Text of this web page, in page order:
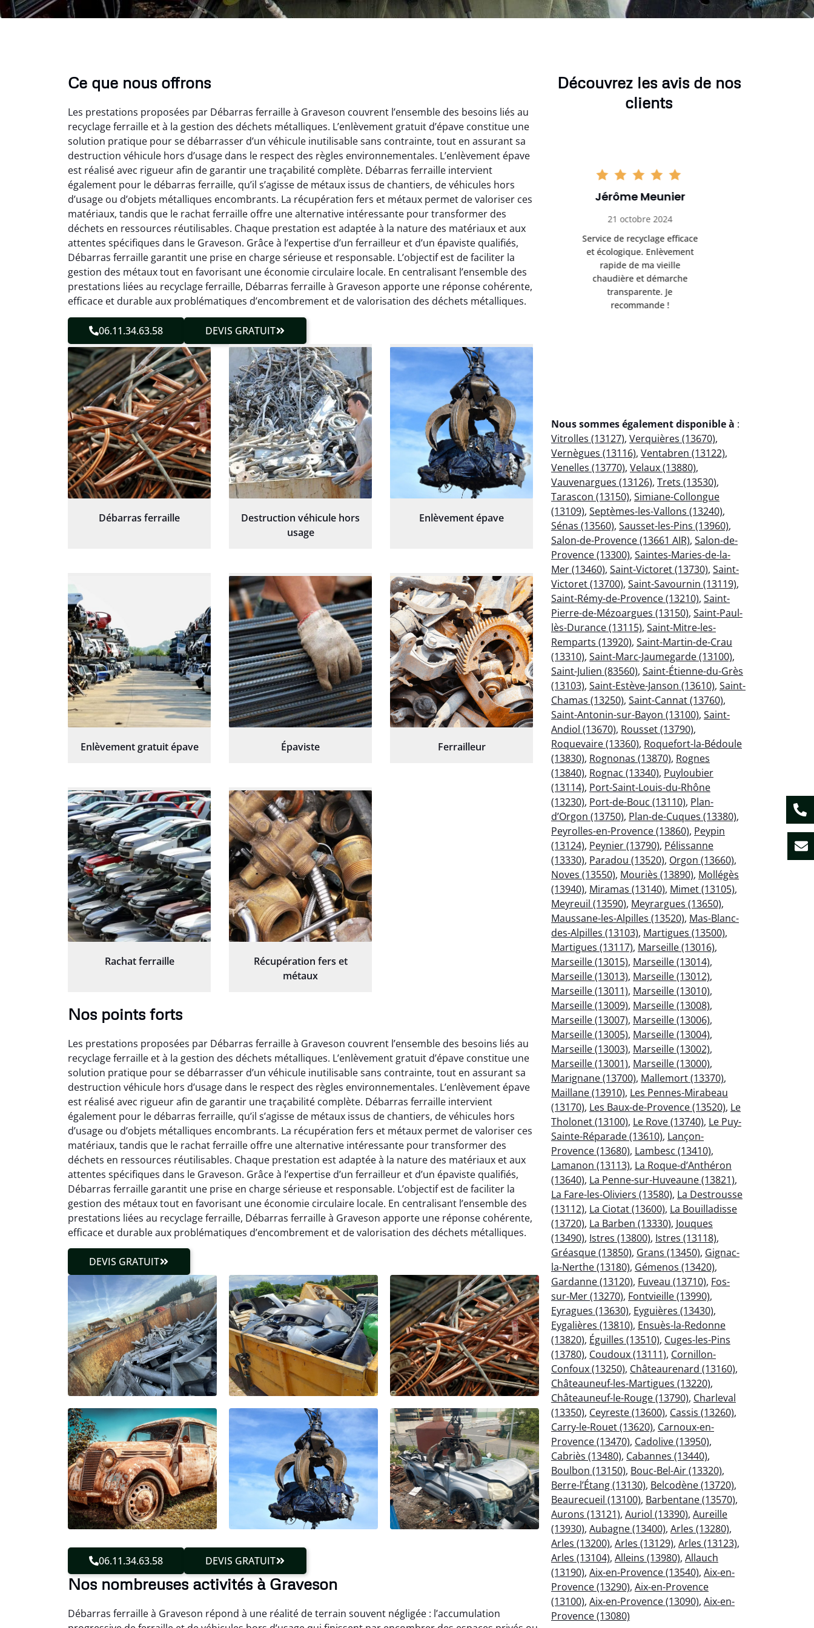
Ce que nous offrons
Les prestations proposées par Débarras ferraille à Graveson couvrent l’ensemble des besoins liés au
recyclage ferraille et à la gestion des déchets métalliques. L’enlèvement gratuit d’épave constitue une
solution pratique pour se débarrasser d’un véhicule inutilisable sans contrainte, tout en assurant sa
destruction véhicule hors d’usage dans le respect des règles environnementales. L’enlèvement épave
est réalisé avec rigueur afin de garantir une traçabilité complète. Débarras ferraille intervient
également pour le débarras ferraille, qu’il s’agisse de métaux issus de chantiers, de véhicules hors
d’usage ou d’objets métalliques encombrants. La récupération fers et métaux permet de valoriser ces
matériaux, tandis que le rachat ferraille offre une alternative intéressante pour transformer des
déchets en ressources réutilisables. Chaque prestation est adaptée à la nature des matériaux et aux
attentes spécifiques dans le Graveson. Grâce à l’expertise d’un ferrailleur et d’un épaviste qualifiés,
Débarras ferraille garantit une prise en charge sérieuse et responsable. L’objectif est de faciliter la
gestion des métaux tout en favorisant une économie circulaire locale. En centralisant l’ensemble des
prestations liées au recyclage ferraille, Débarras ferraille à Graveson apporte une réponse cohérente,
efficace et durable aux problématiques d’encombrement et de valorisation des déchets métalliques.
06.11.34.63.58 DEVIS GRATUIT
Débarras ferraille
Destruction véhicule hors
usage
Enlèvement épave
Enlèvement gratuit épave Épaviste Ferrailleur
Rachat ferraille
Récupération fers et
métaux
Nos points forts
Les prestations proposées par Débarras ferraille à Graveson couvrent l’ensemble des besoins liés au
recyclage ferraille et à la gestion des déchets métalliques. L’enlèvement gratuit d’épave constitue une
solution pratique pour se débarrasser d’un véhicule inutilisable sans contrainte, tout en assurant sa
destruction véhicule hors d’usage dans le respect des règles environnementales. L’enlèvement épave
est réalisé avec rigueur afin de garantir une traçabilité complète. Débarras ferraille intervient
également pour le débarras ferraille, qu’il s’agisse de métaux issus de chantiers, de véhicules hors
d’usage ou d’objets métalliques encombrants. La récupération fers et métaux permet de valoriser ces
matériaux, tandis que le rachat ferraille offre une alternative intéressante pour transformer des
déchets en ressources réutilisables. Chaque prestation est adaptée à la nature des matériaux et aux
attentes spécifiques dans le Graveson. Grâce à l’expertise d’un ferrailleur et d’un épaviste qualifiés,
Débarras ferraille garantit une prise en charge sérieuse et responsable. L’objectif est de faciliter la
gestion des métaux tout en favorisant une économie circulaire locale. En centralisant l’ensemble des
prestations liées au recyclage ferraille, Débarras ferraille à Graveson apporte une réponse cohérente,
efficace et durable aux problématiques d’encombrement et de valorisation des déchets métalliques.
DEVIS GRATUIT
06.11.34.63.58 DEVIS GRATUIT
Nos nombreuses activités à Graveson
Débarras ferraille à Graveson répond à une réalité de terrain souvent négligée : l’accumulation
Découvrez les avis de nos
clients
Virginie Lambert
26 février 2025
Parfait pour se débarrasser
des vieux métaux ! Équipe
efficace qui a tout enlevé
sans laisser de traces.
Service client très réactif.
Jérôme Meunier
21 octobre 2024
Service de recyclage efficace
et écologique. Enlèvement
rapide de ma vieille
chaudière et démarche
transparente. Je
recommande !
Sophie Gaillard
13 novembre 2024
Très satisfaite du service de
recyclage ferraille. Équipe
ponctuelle et respectueuse
de l'environnement.
Débarrassée de mes
encombrants métalliques en
Nous sommes également disponible à :
Vitrolles (13127), Verquières (13670),
Vernègues (13116), Ventabren (13122),
Venelles (13770), Velaux (13880),
Vauvenargues (13126), Trets (13530),
Tarascon (13150), Simiane-Collongue
(13109), Septèmes-les-Vallons (13240),
Sénas (13560), Sausset-les-Pins (13960),
Salon-de-Provence (13661 AIR), Salon-de-
Provence (13300), Saintes-Maries-de-la-
Mer (13460), Saint-Victoret (13730), Saint-
Victoret (13700), Saint-Savournin (13119),
Saint-Rémy-de-Provence (13210), Saint-
Pierre-de-Mézoargues (13150), Saint-Paul-
lès-Durance (13115), Saint-Mitre-les-
Remparts (13920), Saint-Martin-de-Crau
(13310), Saint-Marc-Jaumegarde (13100),
Saint-Julien (83560), Saint-Étienne-du-Grès
(13103), Saint-Estève-Janson (13610), Saint-
Chamas (13250), Saint-Cannat (13760),
Saint-Antonin-sur-Bayon (13100), Saint-
Andiol (13670), Rousset (13790),
Roquevaire (13360), Roquefort-la-Bédoule
(13830), Rognonas (13870), Rognes
(13840), Rognac (13340), Puyloubier
(13114), Port-Saint-Louis-du-Rhône
(13230), Port-de-Bouc (13110), Plan-
d’Orgon (13750), Plan-de-Cuques (13380),
Peyrolles-en-Provence (13860), Peypin
(13124), Peynier (13790), Pélissanne
(13330), Paradou (13520), Orgon (13660),
Noves (13550), Mouriès (13890), Mollégès
(13940), Miramas (13140), Mimet (13105),
Meyreuil (13590), Meyrargues (13650),
Maussane-les-Alpilles (13520), Mas-Blanc-
des-Alpilles (13103), Martigues (13500),
Martigues (13117), Marseille (13016),
Marseille (13015), Marseille (13014),
Marseille (13013), Marseille (13012),
Marseille (13011), Marseille (13010),
Marseille (13009), Marseille (13008),
Marseille (13007), Marseille (13006),
Marseille (13005), Marseille (13004),
Marseille (13003), Marseille (13002),
Marseille (13001), Marseille (13000),
Marignane (13700), Mallemort (13370),
Maillane (13910), Les Pennes-Mirabeau
(13170), Les Baux-de-Provence (13520), Le
Tholonet (13100), Le Rove (13740), Le Puy-
Sainte-Réparade (13610), Lançon-
Provence (13680), Lambesc (13410),
Lamanon (13113), La Roque-d’Anthéron
(13640), La Penne-sur-Huveaune (13821),
La Fare-les-Oliviers (13580), La Destrousse
(13112), La Ciotat (13600), La Bouilladisse
(13720), La Barben (13330), Jouques
(13490), Istres (13800), Istres (13118),
Gréasque (13850), Grans (13450), Gignac-
la-Nerthe (13180), Gémenos (13420),
Gardanne (13120), Fuveau (13710), Fos-
sur-Mer (13270), Fontvieille (13990),
Eyragues (13630), Eyguières (13430),
Eygalières (13810), Ensuès-la-Redonne
(13820), Éguilles (13510), Cuges-les-Pins
(13780), Coudoux (13111), Cornillon-
Confoux (13250), Châteaurenard (13160),
Châteauneuf-les-Martigues (13220),
Châteauneuf-le-Rouge (13790), Charleval
(13350), Ceyreste (13600), Cassis (13260),
Carry-le-Rouet (13620), Carnoux-en-
Provence (13470), Cadolive (13950),
Cabriès (13480), Cabannes (13440),
Boulbon (13150), Bouc-Bel-Air (13320),
Berre-l’Étang (13130), Belcodène (13720),
Beaurecueil (13100), Barbentane (13570),
Aurons (13121), Auriol (13390), Aureille
(13930), Aubagne (13400), Arles (13280),
Arles (13200), Arles (13129), Arles (13123),
Arles (13104), Alleins (13980), Allauch
(13190), Aix-en-Provence (13540), Aix-en-
Provence (13290), Aix-en-Provence
(13100), Aix-en-Provence (13090), Aix-en-
Provence (13080)